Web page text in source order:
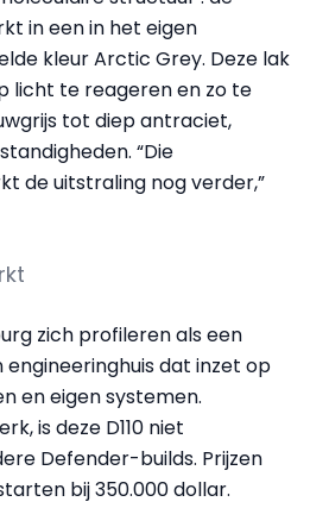
in een in het eigen
kleur Arctic Grey. Deze lak
licht te reageren en zo te
tot diep antraciet,
“Die
de uitstraling nog verder,”
zich profileren als een
dat inzet op
en eigen systemen.
is deze D110 niet
Defender-builds. Prijzen
bij 350.000 dollar.